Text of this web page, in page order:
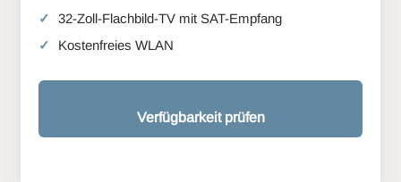
32-Zoll-Flachbild-TV mit SAT-Empfang
Kostenfreies WLAN
Verfügbarkeit prüfen